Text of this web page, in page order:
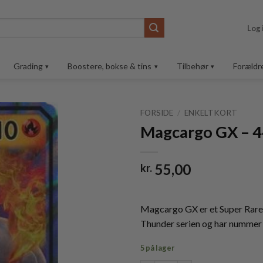
Log
Grading Boostere, bokse & tins Tilbehør
Tilføj til
ønskeliste
FORSIDE / ENKELTKORT
Magcargo GX –
kr. 55,00
Magcargo GX er et Super
Thunder serien og har
5 på lager